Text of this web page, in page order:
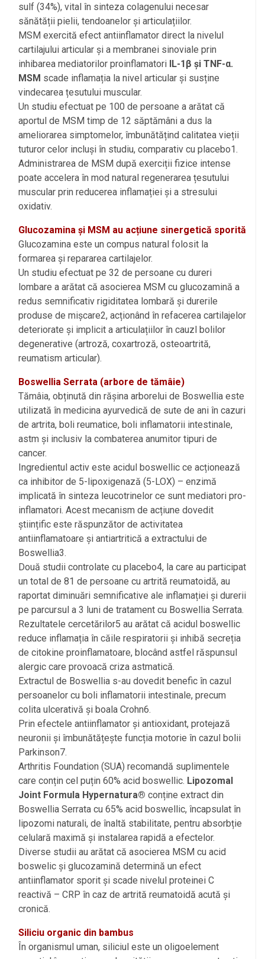
sulf (34%), vital în sinteza colagenului necesar
sănătății pielii, tendoanelor și articulațiilor.
MSM exercită efect antiinflamator direct la nivelul
cartilajului articular și a membranei sinoviale prin
inhibarea mediatorilor proinflamatori IL-1β și TNF-α.
MSM scade inflamația la nivel articular și susține
vindecarea țesutului muscular.
Un studiu efectuat pe 100 de persoane a arătat că
aportul de MSM timp de 12 săptămâni a dus la
ameliorarea simptomelor, îmbunătățind calitatea vieții
tuturor celor incluși în studiu, comparativ cu placebo1.
Administrarea de MSM după exerciții fizice intense
poate accelera în mod natural regenerarea țesutului
muscular prin reducerea inflamației și a stresului
oxidativ.
Glucozamina și MSM au acțiune sinergetică sporită
Glucozamina este un compus natural folosit la
formarea și repararea cartilajelor.
Un studiu efectuat pe 32 de persoane cu dureri
lombare a arătat că asocierea MSM cu glucozamină a
redus semnificativ rigiditatea lombară și durerile
produse de mișcare2, acționând în refacerea cartilajelor
deteriorate și implicit a articulațiilor în cauzl bolilor
degenerative (artroză, coxartroză, osteoartrită,
reumatism articular).
Boswellia Serrata (arbore de tămâie)
Tămâia, obținută din rășina arborelui de Boswellia este
utilizată în medicina ayurvedică de sute de ani în cazuri
de artrita, boli reumatice, boli inflamatorii intestinale,
astm și inclusiv la combaterea anumitor tipuri de
cancer.
Ingredientul activ este acidul boswellic ce acționează
ca inhibitor de 5-lipoxigenază (5-LOX) – enzimă
implicată în sinteza leucotrinelor ce sunt mediatori pro-
inflamatori. Acest mecanism de acțiune dovedit
științific este răspunzător de activitatea
antiinflamatoare și antiartritică a extractului de
Boswellia3.
Două studii controlate cu placebo4, la care au participat
un total de 81 de persoane cu artrită reumatoidă, au
raportat diminuări semnificative ale inflamației și durerii
pe parcursul a 3 luni de tratament cu Boswellia Serrata.
Rezultatele cercetărilor5 au arătat că acidul boswellic
reduce inflamația în căile respiratorii și inhibă secreția
de citokine proinflamatoare, blocând astfel răspunsul
alergic care provoacă criza astmatică.
Extractul de Boswellia s-au dovedit benefic în cazul
persoanelor cu boli inflamatorii intestinale, precum
colita ulcerativă și boala Crohn6.
Prin efectele antiinflamator și antioxidant, protejază
neuronii și îmbunătățește funcția motorie în cazul bolii
Parkinson7.
Arthritis Foundation (SUA) recomandă suplimentele
care conțin cel puțin 60% acid boswellic. Lipozomal
Joint Formula Hypernatura® conține extract din
Boswellia Serrata cu 65% acid boswellic, încapsulat în
lipozomi naturali, de înaltă stabilitate, pentru absorbție
celulară maximă și instalarea rapidă a efectelor.
Diverse studii au arătat că asocierea MSM cu acid
boswelic și glucozamină determină un efect
antiinflamator sporit și scade nivelul proteinei C
reactivă – CRP în caz de artrită reumatoidă acută și
cronică.
Siliciu organic din bambus
În organismul uman, siliciul este un oligoelement